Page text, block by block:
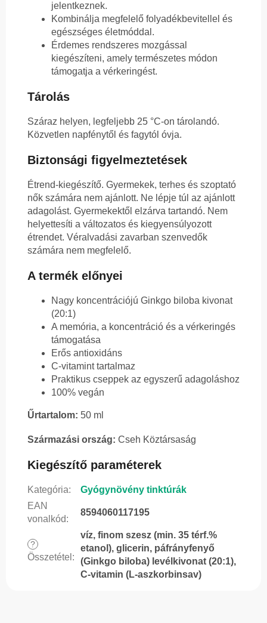
jelentkeznek.
Kombinálja megfelelő folyadékbevitellel és
egészséges életmóddal.
Érdemes rendszeres mozgással
kiegészíteni, amely természetes módon
támogatja a vérkeringést.
Tárolás
Száraz helyen, legfeljebb 25 °C-on tárolandó.
Közvetlen napfénytől és fagytól óvja.
Biztonsági figyelmeztetések
Étrend-kiegészítő. Gyermekek, terhes és szoptató
nők számára nem ajánlott. Ne lépje túl az ajánlott
adagolást. Gyermekektől elzárva tartandó. Nem
helyettesíti a változatos és kiegyensúlyozott
étrendet. Véralvadási zavarban szenvedők
számára nem megfelelő.
A termék előnyei
Nagy koncentrációjú Ginkgo biloba kivonat
(20:1)
A memória, a koncentráció és a vérkeringés
támogatása
Erős antioxidáns
C-vitamint tartalmaz
Praktikus cseppek az egyszerű adagoláshoz
100% vegán
Űrtartalom: 50 ml
Származási ország: Cseh Köztársaság
Kiegészítő paraméterek
Kategória:
Gyógynövény tinktúrák
EAN
vonalkód:
8594060117195
?
Összetétel :
víz, finom szesz (min. 35 térf.%
etanol), glicerin, páfrányfenyő
(Ginkgo biloba) levélkivonat (20:1),
C-vitamin (L-aszkorbinsav)